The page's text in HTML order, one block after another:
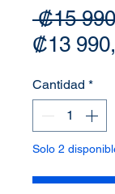
₡15
₡13
Cantidad *
Solo 2